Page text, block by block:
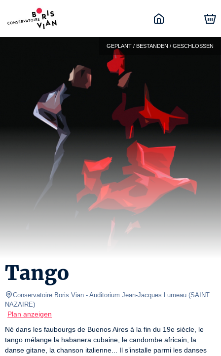
GEPLANT / BESTANDEN / GESCHLOSSEN
Tango
Conservatoire Boris Vian - Auditorium Jean-Jacques Lumeau (SAINT
NAZAIRE)
Plan anzeigen
Né dans les faubourgs de Buenos Aires à la fin du 19e siècle, le
tango mélange la habanera cubaine, le candombe africain, la
danse gitane, la chanson italienne... Il s’installe parmi les danses